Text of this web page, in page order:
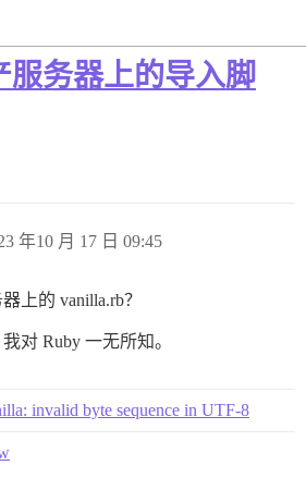
服务器上的导入脚
年10 月 17 日 09:45
上的 vanilla.rb？
对 Ruby 一无所知。
invalid byte sequence in UTF-8